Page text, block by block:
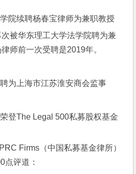
学院续聘杨春宝律师为兼职教授
被华东理工大学法学院聘为兼
师前一次受聘是2019年。
聘为上海市江苏淮安商会监事
荣登The Legal 500私募股权基金
Firms（中国私募基金律所）
点评道：